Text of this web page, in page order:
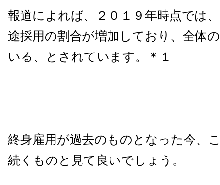
報道によれば、２０１９年時点では
途採用の割合が増加しており、全体
いる、とされています。＊１
終身雇用が過去のものとなった今、
続くものと見て良いでしょう。